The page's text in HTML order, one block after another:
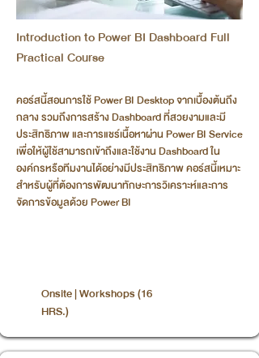
Introduction to Power BI Dashboard Full
Practical Course
คอร์สนี้สอนการใช้ Power BI Desktop จากเบื้องต้นถึง
กลาง รวมถึงการสร้าง Dashboard ที่สวยงามและมี
ประสิทธิภาพ และการแชร์เนื้อหาผ่าน Power BI Service
เพื่อให้ผู้ใช้สามารถเข้าถึงและใช้งาน Dashboard ใน
องค์กรหรือทีมงานได้อย่างมีประสิทธิภาพ คอร์สนี้เหมาะ
สำหรับผู้ที่ต้องการพัฒนาทักษะการวิเคราะห์และการ
จัดการข้อมูลด้วย Power BI
Onsite | Workshops (16
HRS.)